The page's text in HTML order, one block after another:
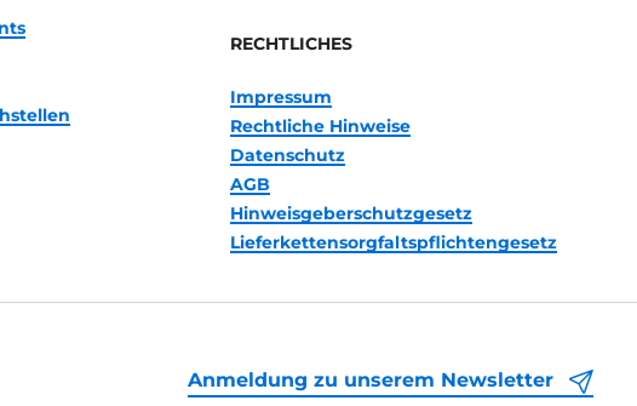
RECHTLICHES
Impressum
Rechtliche Hinweise
Datenschutz
AGB
Hinweisgeberschutzgesetz
Lieferkettensorgfaltspflichtengesetz
Anmeldung zu unserem Newsletter